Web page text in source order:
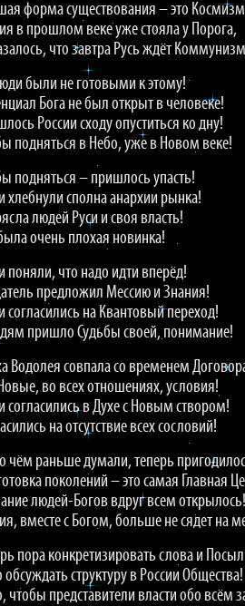
форма существования – это
в прошлом веке уже стояла у Порога,
что завтра Русь ждёт
были не готовыми к этому!
Бога не был открыт в человеке!
России сходу опуститься ко дну!
подняться в Небо, уже в Новом веке!
подняться – пришлось упасть!
хлебнули сполна анархии рынка!
людей Руси и своя власть!
очень плохая новинка!
поняли, что надо идти вперёд!
предложил Мессию и Знания!
согласились на Квантовый переход!
пришло Судьбы своей, понимание!
Водолея совпала со временем
во всех отношениях, условия!
согласились в Духе с Новым створом!
на отсутствие всех сословий!
чём раньше думали, теперь
поколений – это самая Главная
людей-Богов вдруг всем открылось!
вместе с Богом, больше не сядет на
пора конкретизировать слова и
обсуждать структуру в России Общества!
чтобы представители власти обо всём